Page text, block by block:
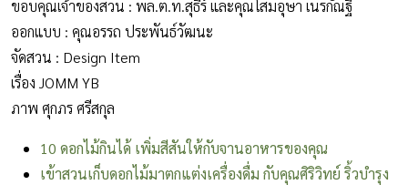
ขอบคุณเจ้าของสวน : พล.ต.ท.สุธีร์ และคุณโสมอุษา เนรกัณฐี
ออกแบบ : คุณอรรถ ประพันธ์วัฒนะ
จัดสวน : Design Item
เรื่อง JOMM YB
ภาพ ศุกภร ศรีสกุล
10 ดอกไม้กินได้ เพิ่มสีสันให้กับจานอาหารของคุณ
เข้าสวนเก็บดอกไม้มาตกแต่งเครื่องดื่ม กับคุณศิริวิทย์ ริ้วบำรุง